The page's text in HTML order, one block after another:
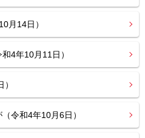
月14日）
4年10月11日）
令和4年10月6日）